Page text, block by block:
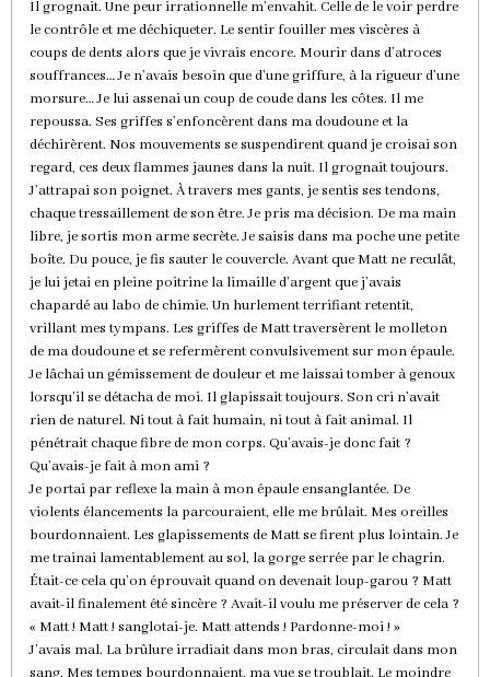
Il grognait. Une peur irrationnelle m’envahit. Celle de le voir perdre
le contrôle et me déchiqueter. Le sentir fouiller mes viscères à
coups de dents alors que je vivrais encore. Mourir dans d’atroces
souffrances… Je n’avais besoin que d’une griffure, à la rigueur d’une
morsure… Je lui assenai un coup de coude dans les côtes. Il me
repoussa. Ses griffes s’enfoncèrent dans ma doudoune et la
déchirèrent. Nos mouvements se suspendirent quand je croisai son
regard, ces deux flammes jaunes dans la nuit. Il grognait toujours.
J’attrapai son poignet. À travers mes gants, je sentis ses tendons,
chaque tressaillement de son être. Je pris ma décision. De ma main
libre, je sortis mon arme secrète. Je saisis dans ma poche une petite
boîte. Du pouce, je fis sauter le couvercle. Avant que Matt ne reculât,
je lui jetai en pleine poitrine la limaille d’argent que j’avais
chapardé au labo de chimie. Un hurlement terrifiant retentit,
vrillant mes tympans. Les griffes de Matt traversèrent le molleton
de ma doudoune et se refermèrent convulsivement sur mon épaule.
Je lâchai un gémissement de douleur et me laissai tomber à genoux
lorsqu’il se détacha de moi. Il glapissait toujours. Son cri n’avait
rien de naturel. Ni tout à fait humain, ni tout à fait animal. Il
pénétrait chaque fibre de mon corps. Qu’avais-je donc fait ?
Qu’avais-je fait à mon ami ?
Je portai par reflexe la main à mon épaule ensanglantée. De
violents élancements la parcouraient, elle me brûlait. Mes oreilles
bourdonnaient. Les glapissements de Matt se firent plus lointain. Je
me trainai lamentablement au sol, la gorge serrée par le chagrin.
Était-ce cela qu’on éprouvait quand on devenait loup-garou ? Matt
avait-il finalement été sincère ? Avait-il voulu me préserver de cela ?
« Matt ! Matt ! sanglotai-je. Matt attends ! Pardonne-moi ! »
J’avais mal. La brûlure irradiait dans mon bras, circulait dans mon